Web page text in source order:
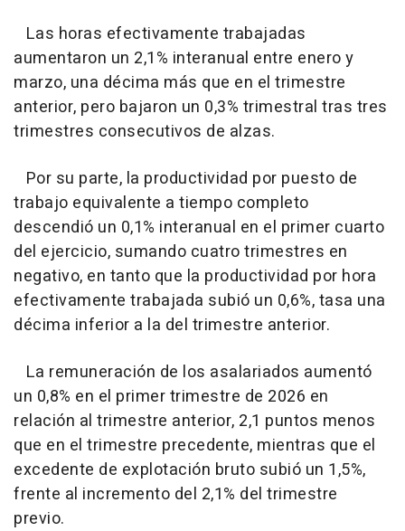
Las horas efectivamente trabajadas
aumentaron un 2,1% interanual entre enero y
marzo, una décima más que en el trimestre
anterior, pero bajaron un 0,3% trimestral tras tres
trimestres consecutivos de alzas.
Por su parte, la productividad por puesto de
trabajo equivalente a tiempo completo
descendió un 0,1% interanual en el primer cuarto
del ejercicio, sumando cuatro trimestres en
negativo, en tanto que la productividad por hora
efectivamente trabajada subió un 0,6%, tasa una
décima inferior a la del trimestre anterior.
La remuneración de los asalariados aumentó
un 0,8% en el primer trimestre de 2026 en
relación al trimestre anterior, 2,1 puntos menos
que en el trimestre precedente, mientras que el
excedente de explotación bruto subió un 1,5%,
frente al incremento del 2,1% del trimestre
previo.